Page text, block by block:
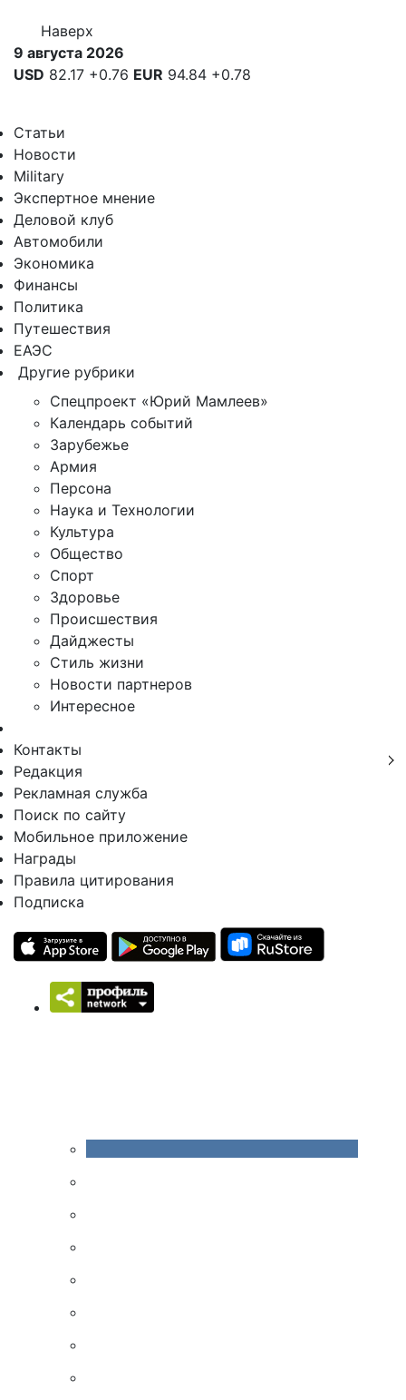
Наверх
9 августа 2026
USD 82.17 +0.76 EUR 94.84 +0.78
Статьи
Новости
Military
Экспертное мнение
Деловой клуб
Автомобили
Экономика
Финансы
Политика
Путешествия
ЕАЭС
Другие рубрики
Спецпроект «Юрий Мамлеев»
Календарь событий
Зарубежье
Армия
Персона
Наука и Технологии
Культура
Общество
Спорт
Здоровье
Происшествия
Дайджесты
Стиль жизни
Новости партнеров
Интересное
Контакты
Редакция
Рекламная служба
Поиск по сайту
Мобильное приложение
Награды
Правила цитирования
Подписка